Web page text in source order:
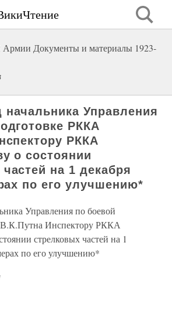
Армии Документы и материалы 1923-
Управления
РККА
РККА
о состоянии
на 1 декабря
по его улучшению*
Управления по боевой
Инспектору РККА
стрелковых частей на 1
по его улучшению*